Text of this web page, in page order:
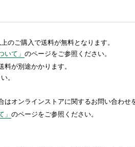
のご購入で送料が無料となります。
いて」 のページをご参照ください。
が別途かかります。
。
オンラインストアに関するお問い合わせ
」 のページをご参照ください。